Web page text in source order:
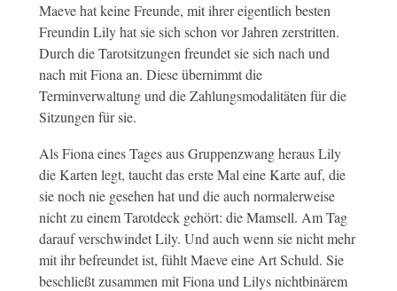
Maeve hat keine Freunde, mit ihrer eigentlich besten
Freundin Lily hat sie sich schon vor Jahren zerstritten.
Durch die Tarotsitzungen freundet sie sich nach und
nach mit Fiona an. Diese übernimmt die
Terminverwaltung und die Zahlungsmodalitäten für die
Sitzungen für sie.
Als Fiona eines Tages aus Gruppenzwang heraus Lily
die Karten legt, taucht das erste Mal eine Karte auf, die
sie noch nie gesehen hat und die auch normalerweise
nicht zu einem Tarotdeck gehört: die Mamsell. Am Tag
darauf verschwindet Lily. Und auch wenn sie nicht mehr
mit ihr befreundet ist, fühlt Maeve eine Art Schuld. Sie
beschließt zusammen mit Fiona und Lilys nichtbinärem